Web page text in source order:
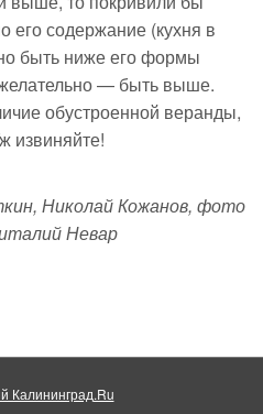
его содержание (кухня в
быть ниже его формы
— быть выше.
обустроенной веранды,
извиняйте!
Николай Кожанов, фото
Невар
Калининград.Ru